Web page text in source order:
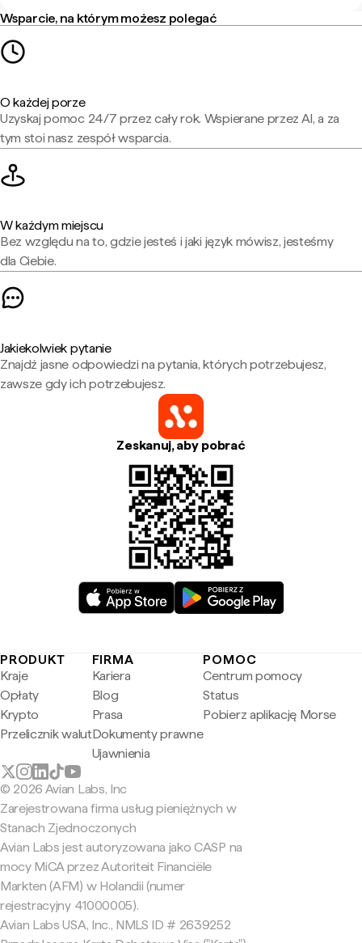
Wsparcie, na którym możesz polegać
O każdej porze
Uzyskaj pomoc 24/7 przez cały rok. Wspierane przez AI, a za
tym stoi nasz zespół wsparcia.
W każdym miejscu
Bez względu na to, gdzie jesteś i jaki język mówisz, jesteśmy
dla Ciebie.
Jakiekolwiek pytanie
Znajdź jasne odpowiedzi na pytania, których potrzebujesz,
zawsze gdy ich potrzebujesz.
Zeskanuj, aby pobrać
PRODUKT
Kraje
Opłaty
Krypto
Przelicznik walut
FIRMA
Kariera
Blog
Prasa
Dokumenty prawne
Ujawnienia
POMOC
Centrum pomocy
Status
Pobierz aplikację Morse
© 2026 Avian Labs, Inc
Zarejestrowana firma usług pieniężnych w
Stanach Zjednoczonych
Avian Labs jest autoryzowana jako CASP na
mocy MiCA przez Autoriteit Financiële
Markten (AFM) w Holandii (numer
rejestracyjny 41000005).
Avian Labs USA, Inc., NMLS ID # 2639252